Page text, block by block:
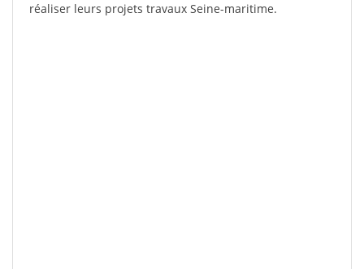
réaliser leurs projets travaux Seine-maritime.